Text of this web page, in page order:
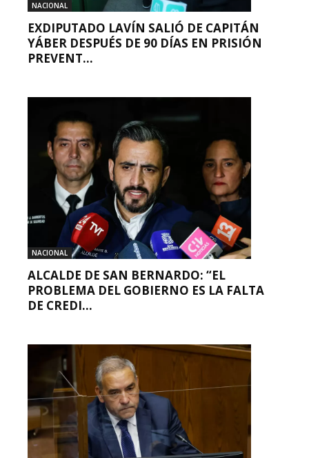
NACIONAL
EXDIPUTADO LAVÍN SALIÓ DE CAPITÁN
YÁBER DESPUÉS DE 90 DÍAS EN PRISIÓN
PREVENT...
NACIONAL
ALCALDE DE SAN BERNARDO: “EL
PROBLEMA DEL GOBIERNO ES LA FALTA
DE CREDI...